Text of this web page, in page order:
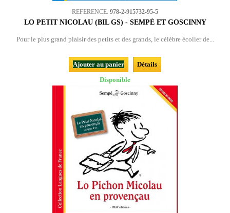
REFERENCE: 978-2-915732-95-5
LO PETIT NICOLAU (BIL GS) - SEMPÉ ET GOSCINNY
Pour le plus grand plaisir des petits et des grands, le célèbre écolier de...
Ajouter au panier
Détails
Disponible